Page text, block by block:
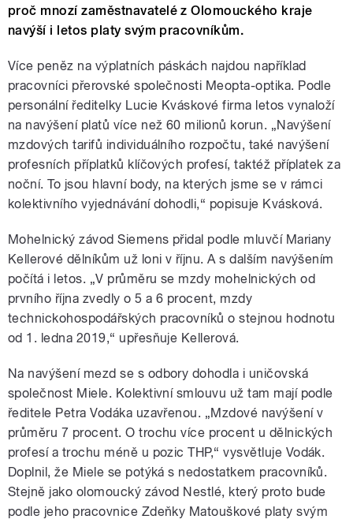
proč mnozí zaměstnavatelé z Olomouckého kraje
navýší i letos platy svým pracovníkům.
Více peněz na výplatních páskách najdou například
pracovníci přerovské společnosti Meopta-optika. Podle
personální ředitelky Lucie Kváskové firma letos vynaloží
na navýšení platů více než 60 milionů korun. „Navýšení
mzdových tarifů individuálního rozpočtu, také navýšení
profesních příplatků klíčových profesí, taktéž příplatek za
noční. To jsou hlavní body, na kterých jsme se v rámci
kolektivního vyjednávání dohodli,“ popisuje Kvásková.
Mohelnický závod Siemens přidal podle mluvčí Mariany
Kellerové dělníkům už loni v říjnu. A s dalším navýšením
počítá i letos. „V průměru se mzdy mohelnických od
prvního října zvedly o 5 a 6 procent, mzdy
technickohospodářských pracovníků o stejnou hodnotu
od 1. ledna 2019,“ upřesňuje Kellerová.
Na navýšení mezd se s odbory dohodla i uničovská
společnost Miele. Kolektivní smlouvu už tam mají podle
ředitele Petra Vodáka uzavřenou. „Mzdové navýšení v
průměru 7 procent. O trochu více procent u dělnických
profesí a trochu méně u pozic THP,“ vysvětluje Vodák.
Doplnil, že Miele se potýká s nedostatkem pracovníků.
Stejně jako olomoucký závod Nestlé, který proto bude
podle jeho pracovnice Zdeňky Matouškové platy svým